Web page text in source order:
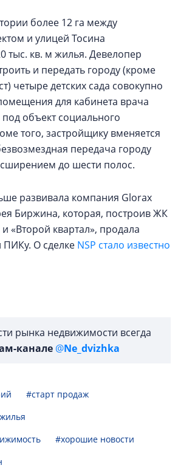
более 12 га между
и улицей Тосина
тыс. кв. м жилья. Девелопер
и передать городу (кроме
четыре детских сада совокупно
для кабинета врача
объект социального
того, застройщику вменяется
передача городу
до шести полос.
развивала компания Glorax
Биржина, которая, построив ЖК
«Второй квартал», продала
ПИКу. О сделке NSP стало известно
рынка недвижимости всегда
канале @Ne_dvizhka
#старт продаж
#хорошие новости